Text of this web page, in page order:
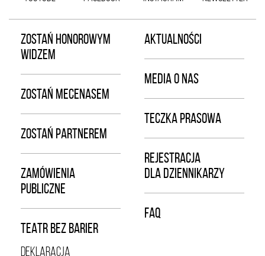
ZOSTAŃ HONOROWYM
WIDZEM
ZOSTAŃ MECENASEM
ZOSTAŃ PARTNEREM
ZAMÓWIENIA
PUBLICZNE
TEATR BEZ BARIER
DEKLARACJA
AKTUALNOŚCI
MEDIA O NAS
TECZKA PRASOWA
REJESTRACJA
DLA DZIENNIKARZY
FAQ